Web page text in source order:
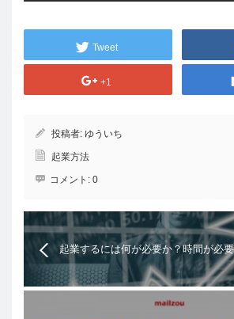
Tweet
+1
投稿者: ゆういち
起業方法
コメント: 0
起業するには何が必要か？時間が必
を作る具体的な方法を伝授し